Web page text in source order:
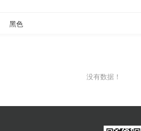
黑色
没有数据！